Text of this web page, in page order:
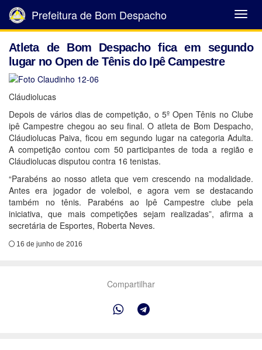
Abrir
Menu
Prefeitura de Bom Despacho
Atleta de Bom Despacho fica em segundo
lugar no Open de Tênis do Ipê Campestre
Cláudiolucas
Depois de vários dias de competição, o 5º Open Tênis no Clube
ipê Campestre chegou ao seu final. O atleta de Bom Despacho,
Cláudiolucas Paiva, ficou em segundo lugar na categoria Adulta.
A competição contou com 50 participantes de toda a região e
Cláudiolucas disputou contra 16 tenistas.
“Parabéns ao nosso atleta que vem crescendo na modalidade.
Antes era jogador de voleibol, e agora vem se destacando
também no tênis. Parabéns ao Ipê Campestre clube pela
iniciativa, que mais competições sejam realizadas”, afirma a
secretária de Esportes, Roberta Neves.
16 de junho de 2016
Compartilhar